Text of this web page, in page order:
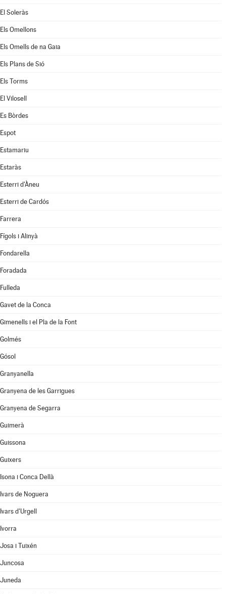
El Soleràs
Els Omellons
Els Omells de na Gaia
Els Plans de Sió
Els Torms
El Vilosell
Es Bòrdes
Espot
Estamariu
Estaràs
Esterri d'Àneu
Esterri de Cardós
Farrera
Fígols i Alinyà
Fondarella
Foradada
Fulleda
Gavet de la Conca
Gimenells i el Pla de la Font
Golmés
Gósol
Granyanella
Granyena de les Garrigues
Granyena de Segarra
Guimerà
Guissona
Guixers
Isona i Conca Dellà
Ivars de Noguera
Ivars d'Urgell
Ivorra
Josa i Tuixén
Juncosa
Juneda